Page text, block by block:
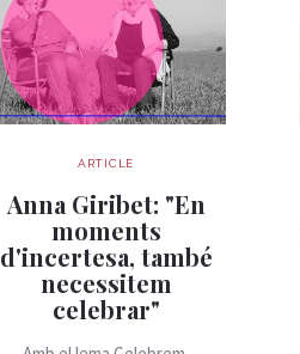
ARTICLE
Anna Giribet: "En
moments
d'incertesa, també
necessitem
celebrar"